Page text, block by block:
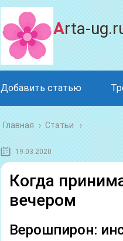
Arta-
Добавить статью
Главная › Статьи
19.03.2020
Когда
вечером
Верошпирон: